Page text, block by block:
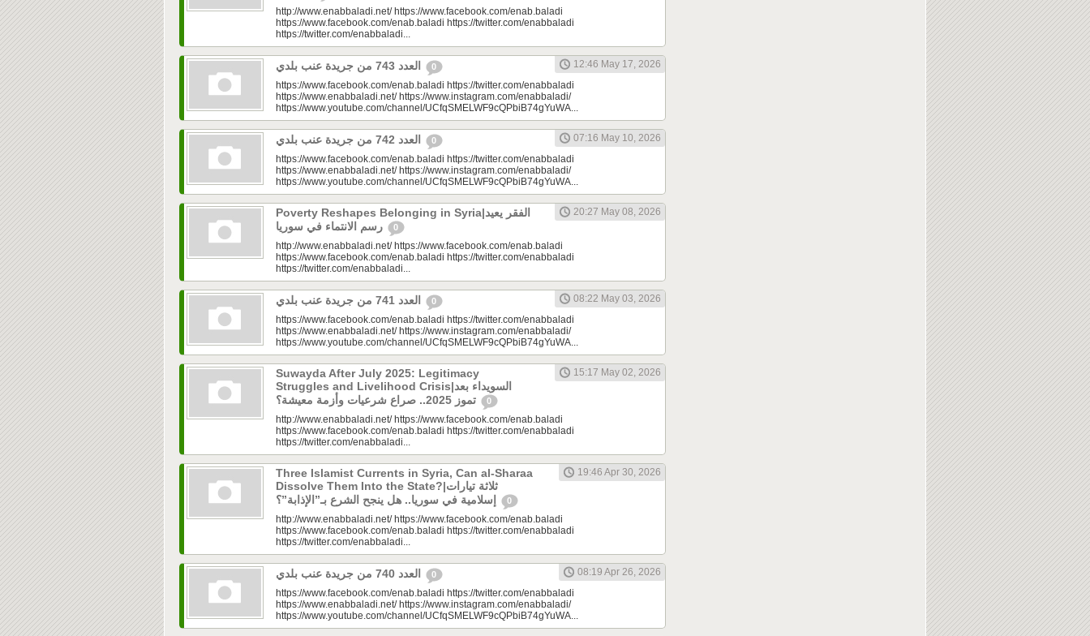
http://www.enabbaladi.net/ https://www.facebook.com/enab.baladi
https://www.facebook.com/enab.baladi https://twitter.com/enabbaladi
https://twitter.com/enabbaladi...
0
12:46 May 17, 2026
https://www.facebook.com/enab.baladi https://twitter.com/enabbaladi
https://www.enabbaladi.net/ https://www.instagram.com/enabbaladi/
https://www.youtube.com/channel/UCfqSMELWF9cQPbiB74gYuWA...
0
07:16 May 10, 2026
https://www.facebook.com/enab.baladi https://twitter.com/enabbaladi
https://www.enabbaladi.net/ https://www.instagram.com/enabbaladi/
https://www.youtube.com/channel/UCfqSMELWF9cQPbiB74gYuWA...
Poverty Reshapes Belonging in Syria|الفقر يعيد
0
20:27 May 08, 2026
http://www.enabbaladi.net/ https://www.facebook.com/enab.baladi
https://www.facebook.com/enab.baladi https://twitter.com/enabbaladi
https://twitter.com/enabbaladi...
0
08:22 May 03, 2026
https://www.facebook.com/enab.baladi https://twitter.com/enabbaladi
https://www.enabbaladi.net/ https://www.instagram.com/enabbaladi/
https://www.youtube.com/channel/UCfqSMELWF9cQPbiB74gYuWA...
Suwayda After July 2025: Legitimacy
Struggles and Livelihood Crisis|السويداء بعد
0
15:17 May 02, 2026
http://www.enabbaladi.net/ https://www.facebook.com/enab.baladi
https://www.facebook.com/enab.baladi https://twitter.com/enabbaladi
https://twitter.com/enabbaladi...
Three Islamist Currents in Syria, Can al-Sharaa
Dissolve Them Into the State?|ثلاثة تيارات
0
19:46 Apr 30, 2026
http://www.enabbaladi.net/ https://www.facebook.com/enab.baladi
https://www.facebook.com/enab.baladi https://twitter.com/enabbaladi
https://twitter.com/enabbaladi...
0
08:19 Apr 26, 2026
https://www.facebook.com/enab.baladi https://twitter.com/enabbaladi
https://www.enabbaladi.net/ https://www.instagram.com/enabbaladi/
https://www.youtube.com/channel/UCfqSMELWF9cQPbiB74gYuWA...